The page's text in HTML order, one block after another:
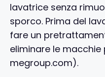
lavatrice senza
sporco. Prima del
fare un
eliminare le
megroup.com).